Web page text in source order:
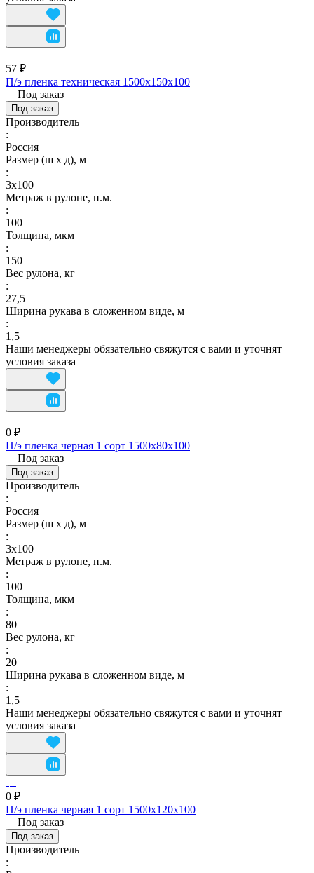
57 ₽
П/э пленка техническая 1500х150х100
Под заказ
Под заказ
Производитель
:
Россия
Размер (ш х д), м
:
3х100
Метраж в рулоне, п.м.
:
100
Толщина, мкм
:
150
Вес рулона, кг
:
27,5
Ширина рукава в сложенном виде, м
:
1,5
Наши менеджеры обязательно свяжутся с вами и уточнят
условия заказа
0 ₽
П/э пленка черная 1 сорт 1500х80х100
Под заказ
Под заказ
Производитель
:
Россия
Размер (ш х д), м
:
3х100
Метраж в рулоне, п.м.
:
100
Толщина, мкм
:
80
Вес рулона, кг
:
20
Ширина рукава в сложенном виде, м
:
1,5
Наши менеджеры обязательно свяжутся с вами и уточнят
условия заказа
0 ₽
П/э пленка черная 1 сорт 1500х120х100
Под заказ
Под заказ
Производитель
: